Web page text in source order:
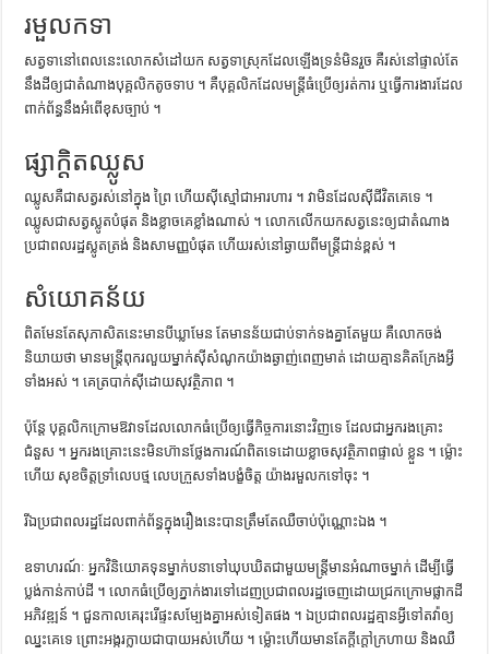
រមួលកទា
សត្វ​ទា​នៅ​ពេល​នេះ​លោក​សំដៅ​យក​ សត្វ​ទា​ស្រុក​ដែល​ឡើង​ទ្រនំ​មិន​រួច គឺ​រស់​នៅ​ផ្ទាល់​តែ​
នឹង​ដី​ឲ្យ​ជា​តំណាង​បុគ្គលិក​តូច​ទាប ។ គឺ​បុគ្គលិក​ដែល​មន្ត្រី​ធំ​ប្រើ​ឲ្យ​រត់ការ ឬ​ធ្វើ​ការងារ​ដែល​
ពាក់ព័ន្ធ​នឹង​អំពើ​ខុស​ច្បាប់ ។
ផ្សាក្តិតឈ្លូស
ឈ្លូស​គឺ​ជា​សត្វ​រស់​នៅ​ក្នុង​ ព្រៃ ហើយ​ស៊ី​ស្មៅ​ជា​អារហារ ។ វា​មិន​ដែល​ស៊ី​ជីវិត​គេ​ទេ ។
ឈ្លូស​ជា​សត្វ​ស្លូត​បំផុត និង​ខ្លាច​គេ​ខ្លាំង​ណាស់ ។ លោក​លើក​យក​សត្វ​នេះ​ឲ្យ​ជា​តំណាង​
ប្រជាពលរដ្ឋ​ស្លូត​ត្រង់ និង​សាមញ្ញ​បំផុត ហើយ​រស់​នៅ​ឆ្ងាយ​ពី​មន្ត្រី​ជាន់​ខ្ពស់ ។
សំយោគ​ន័យ
ពិត​មែន​តែ​សុភាសិត​នេះ​មាន​បី​ឃ្លា​មែន តែ​មាន​ន័យ​ជាប់​ទាក់​ទង​គ្នា​តែ​មួយ គឺ​លោក​ចង់​
និយាយ​ថា មាន​មន្ត្រី​ពុករលួយ​ម្នាក់​ស៊ី​សំណូក​យ៉ាង​ឆ្ងាញ់​ពេញ​មាត់ ដោយ​គ្មាន​គិត​ក្រែង​អ្វី​
ទាំងអស់ ។ គេ​ត្របាក់​ស៊ី​ដោយ​សុវត្ថិភាព ។
ប៉ុន្តែ បុគ្គលិក​ក្រោម​ឱវាទ​ដែល​លោក​ធំ​ប្រើ​ឲ្យ​ធ្វើ​កិច្ចការ​នោះ​វិញ​ទេ ដែល​ជា​អ្នក​រងគ្រោះ​
ជំនួស ។ អ្នក​រងគ្រោះ​នេះ​មិន​ហ៊ាន​ថ្លែង​ការណ៍​ពិត​ទេ​ដោយ​ខ្លាច​សុវត្ថិភាព​ផ្ទាល់ ​ខ្លួន ។ ម្ល៉ោះ
ហើយ សុខចិត្ត​ទ្រាំ​លេប​ថ្ម លេប​ក្រួស​ទាំង​បង្ខំ​ចិត្ត យ៉ាង​រមួល​ក​ទៅ​ចុះ ។
រីឯ​ប្រជាពលរដ្ឋ​ដែល​ពាក់ព័ន្ធ​ក្នុង​រឿង​នេះ​បាន​ត្រឹមតែ​ឈឺ​ចាប់​ប៉ុណ្ណោះ​ឯង ។
ឧទាហរណ៍ៈ អ្នក​វិនិយោគទុន​ម្នាក់​បនា​ទៅ​ឃុបឃិត​ជាមួយ​មន្ត្រី​មាន​អំណាច​ម្នាក់​ ដើម្បី​ធ្វើ​
ប្លង់​កាន់​កាប់​ដី ។ លោក​ធំ​ប្រើ​ឲ្យ​ភ្នាក់ងារ​ទៅ​ដេញ​ប្រជាពលរដ្ឋ​ចេញ​ដោយ​ជ្រក​ក្រោម​ផ្លាក​ដី
​អភិវឌ្ឍន៍ ។ ជួនកាល​គេ​រុះរើ​ផ្ទះ​សម្បែង​គ្នា​អស់​ទៀត​ផង ។ ឯ​ប្រជាពលរដ្ឋ​គ្មាន​អ្វី​ទៅ​តវ៉ា​ឲ្យ​
ឈ្នះ​គេ​ទេ ព្រោះ​អង្ករ​ក្លាយ​ជា​បាយ​អស់​ហើយ ។ ម្ល៉ោះហើយ​មាន​តែ​ក្ដីក្ដៅ​ក្រហាយ និង​ឈឺ​